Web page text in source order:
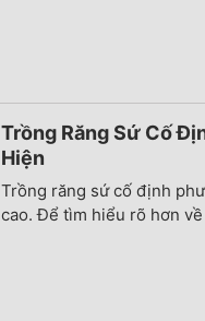
Trồng Răng Sứ Cố
Hiện
Trồng răng sứ cố định
cao. Để tìm hiểu rõ hơn